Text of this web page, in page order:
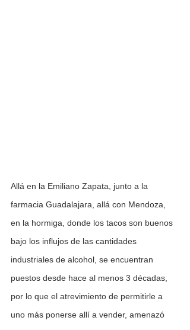
Allá en la Emiliano Zapata, junto a la
farmacia Guadalajara, allá con Mendoza,
en la hormiga, donde los tacos son buenos
bajo los influjos de las cantidades
industriales de alcohol, se encuentran
puestos desde hace al menos 3 décadas,
por lo que el atrevimiento de permitirle a
uno más ponerse allí a vender, amenazó